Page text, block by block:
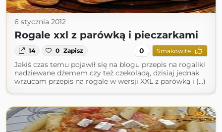
6 stycznia 2012
Rogale xxl z parówką i pieczarkami
14 0 Zapisz 0 Smakowite
Jakiś czas temu pojawił się na blogu przepis na rogaliki
nadziewane dżemem czy też czekoladą, dzisiaj jednak
wrzucam przepis na rogale w wersji XXL z parówką i (...)